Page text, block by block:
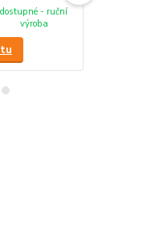
dostupné - ruční
výroba